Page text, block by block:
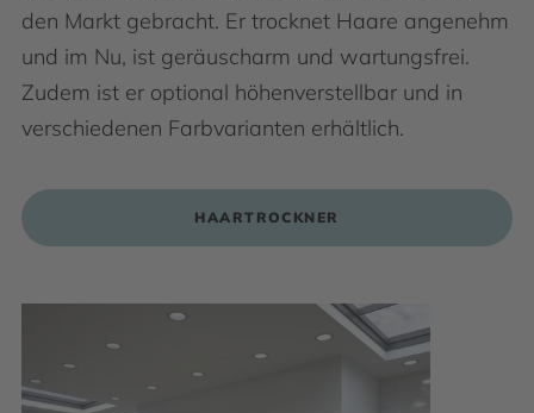
den Markt gebracht. Er trocknet Haare angenehm
und im Nu, ist geräuscharm und wartungsfrei.
Zudem ist er optional höhenverstellbar und in
verschiedenen Farbvarianten erhältlich.
HAARTROCKNER